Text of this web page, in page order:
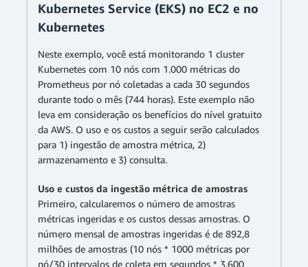
Kubernetes Service (EKS) no EC2 e no
Kubernetes
Neste exemplo, você está monitorando 1 cluster
Kubernetes com 10 nós com 1.000 métricas do
Prometheus por nó coletadas a cada 30 segundos
durante todo o mês (744 horas). Este exemplo não
leva em consideração os benefícios do nível gratuito
da AWS. O uso e os custos a seguir serão calculados
para 1) ingestão de amostra métrica, 2)
armazenamento e 3) consulta.
Uso e custos da ingestão métrica de amostras
Primeiro, calcularemos o número de amostras
métricas ingeridas e os custos dessas amostras. O
número mensal de amostras ingeridas é de 892,8
milhões de amostras (10 nós * 1000 métricas por
nó/30 intervalos de coleta em segundos * 3.600